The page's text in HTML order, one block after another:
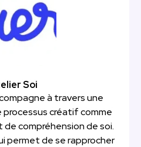
Soi
à travers une
processus créatif comme
de compréhension de soi.
permet de se rapprocher